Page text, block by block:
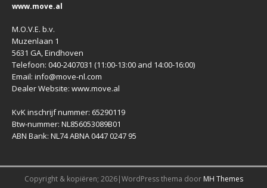
www.move.al
M.O.V.E. b.v.
Muzenlaan 1
5631 GA, Eindhoven
Telefoon: 040-2407031 (11:00-13:00 and 14:00-16:00)
Email: info@move-nl.com
Dealer Website: www.move.al
KvK inschrijf nummer: 65290119
Btw-nummer: NL856053089B01
ABN Bank: NL74 ABNA 0447 0247 95
Copyright & kopiëren; 2026|WordPress thema door MH Themes